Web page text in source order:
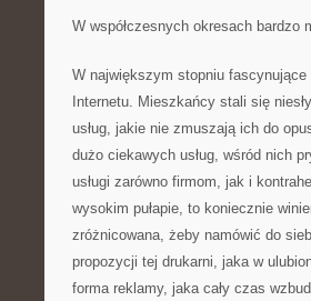
W współczesnych okresach bardzo
W największym stopniu
Internetu. Mieszkańcy stali się
usług, jakie nie zmuszają ich do
dużo ciekawych usług, wśród nich
usługi zarówno firmom, jak i
wysokim pułapie, to koniecznie
zróżnicowana, żeby namówić do
propozycji tej drukarni, jaka w
forma reklamy, jaka cały czas